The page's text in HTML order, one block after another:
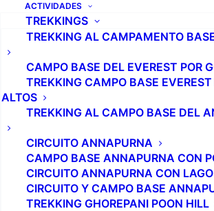
ACTIVIDADES
TREKKINGS
TREKKING AL CAMPAMENTO
CAMPO BASE DEL EVEREST POR
TREKKING CAMPO BASE EVEREST
ALTOS
TREKKING AL CAMPO BASE DEL
CIRCUITO ANNAPURNA
CAMPO BASE ANNAPURNA CON
CIRCUITO ANNAPURNA CON
CIRCUITO Y CAMPO BASE
TREKKING GHOREPANI POON HILL
ascensión independiente si
alpinista experimentado, pero la
significa que no puedes escalarlo sin
por un guía. Subir de esta forma lo
pero también más seguro. Un guía
montaña y te enseñará
equipamiento.